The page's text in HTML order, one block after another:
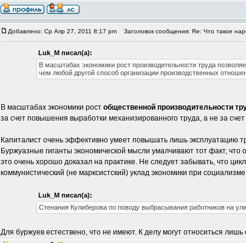
Добавлено: Ср Апр 27, 2011 8:17 pm Заголовок сообщения: Re: Что такое
Luk_M писал(а):
В масштабах экономики рост производительности труда
чем любой другой способ организации производственных
В масштабах экономики рост общественной производительности
за счет повышения выработки механизированного труда, а не за
Капиталист очень эффективно умеет повышать лишь эксплуатацию
Буржуазные гиганты экономической мысли умалчивают тот факт,
это очень хорошо доказал на практике. Не следует забывать, что
коммунистический (не марксистский) уклад экономики при
Luk_M писал(а):
Стенания Кулиберова по поводу выбрасывания работников на
Для буржуев естествено, что не имеют. К делу могут относиться